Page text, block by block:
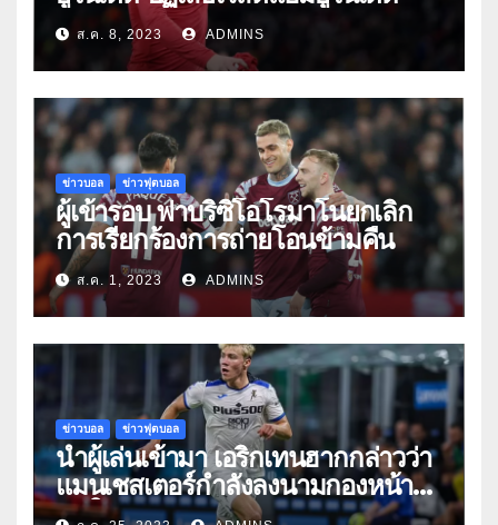
ส.ค. 8, 2023 ADMINS
ข่าวบอล ข่าวฟุตบอล
ผู้เข้ารอบ ฟาบริซิโอโรมาโนยกเลิก
การเรียกร้องการถ่ายโอนข้ามคืน
ส.ค. 1, 2023 ADMINS
ข่าวบอล ข่าวฟุตบอล
นำผู้เล่นเข้ามา เอริกเทนฮากกล่าวว่า
แมนเชสเตอร์กำลังลงนามกองหน้า
คนใหม่